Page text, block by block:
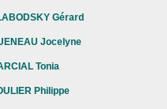
Gérard
Jocelyne
Tonia
Philippe